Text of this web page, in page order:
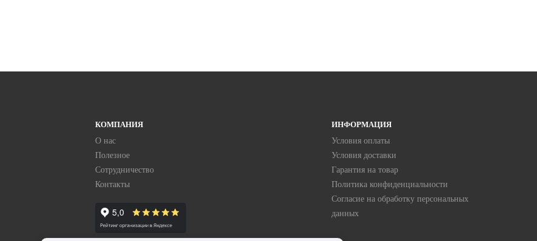
КОМПАНИЯ
О нас
Полезное
Сотрудничество
Контакты
ИНФОРМАЦИЯ
Условия оплаты
Условия доставки
Гарантия на товар
Политика конфиденциальности
Согласие на обработку персональных
данных